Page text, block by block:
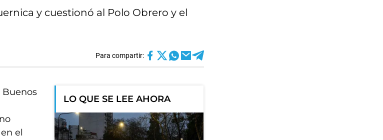
y cuestionó al Polo Obrero y el
Para compartir:
el
LO QUE SE LEE AHORA